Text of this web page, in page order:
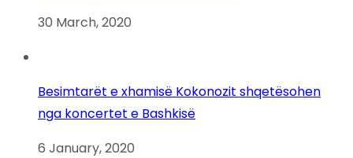
30 March, 2020
Besimtarët e xhamisë Kokonozit shqetësohen
nga koncertet e Bashkisë
6 January, 2020